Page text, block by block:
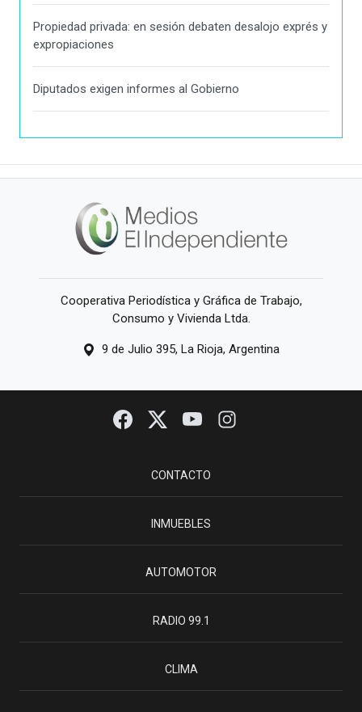
Propiedad privada: en sesión debaten desalojo exprés y
expropiaciones
Diputados exigen informes al Gobierno
Cooperativa Periodística y Gráfica de Trabajo,
Consumo y Vivienda Ltda.
9 de Julio 395, La Rioja, Argentina
CONTACTO
INMUEBLES
AUTOMOTOR
RADIO 99.1
CLIMA